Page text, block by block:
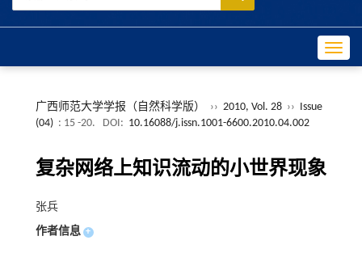
广西师范大学学报（自然科学版） ›› 2010, Vol. 28 ››
Issue
(04) : 15 -20. DOI: 10.16088/j.issn.1001-6600.2010.04.002
复杂网络上知识流动的小世界现象
张兵
作者信息 +